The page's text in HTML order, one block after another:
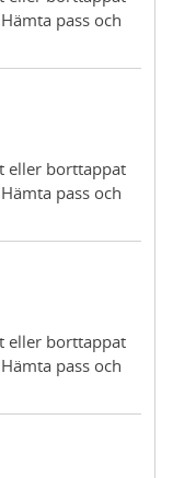
pass och
eller borttappat
pass och
föremål
eller borttappat
pass och